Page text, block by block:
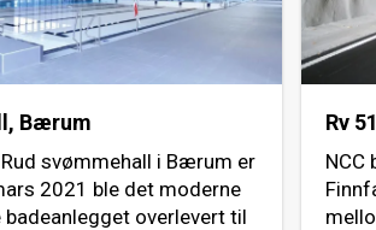
Bærum
svømmehall i Bærum er
2021 ble det moderne
overlevert til
Rv
NCC